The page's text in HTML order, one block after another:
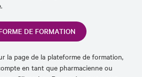
DE FORMATION
la page de la plateforme de formation,
en tant que pharmacienne ou